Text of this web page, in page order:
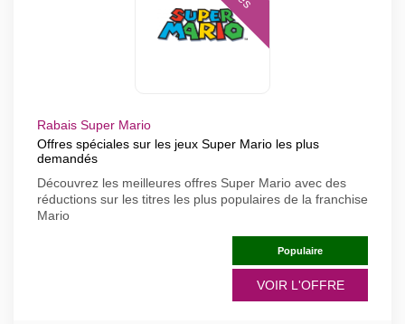
Rabais Super Mario
Offres spéciales sur les jeux Super Mario les plus
demandés
Découvrez les meilleures offres Super Mario avec des
réductions sur les titres les plus populaires de la franchise
Mario
Populaire
VOIR L'OFFRE